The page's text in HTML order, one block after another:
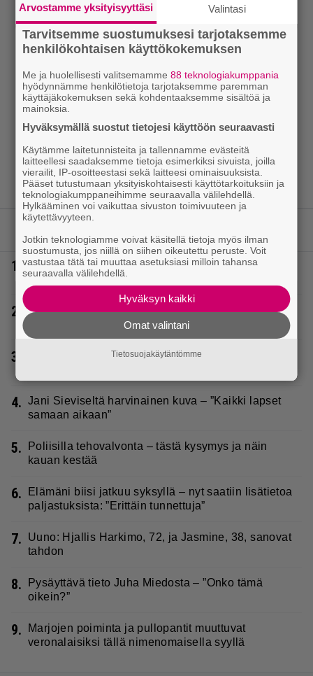
1.
Vappu Pimiä sai huonoa palvelua ravintolassa –
pettyi siellä kahteen asiaan
2.
Laulaja Mirellan rantakuvat ovat täynnä lomaa,
3.
Diandra julkaisi upeita kuvia Helsingistä – ”Puitteet
4. Jani Sieviseltä harvinainen kuva – ”Kaikki lapset
samaan aikaan”
5.
Poliisilla tehovalvonta – tästä kysymys ja näin
kauan kestää
6.
Elämäni biisi jatkuu syksyllä – nyt saatiin lisätietoa
paljastuksista: ”Erittäin tunnettuja”
7.
Uuno: Hjallis Harkimo, 72, ja Jasmine, 38, sanovat
tahdon
8.
Pysäyttävä tieto Juha Miedosta – ”Onko tämä
oikein?”
9.
Marjojen poiminta ja pullopantit muuttuvat
veronalaisiksi tällä nimenomaisella syyllä
Arvostamme yksityisyyttäsi Valintasi
Tarvitsemme suostumuksesi tarjotaksemme
henkilökohtaisen käyttökokemuksen
Me ja huolellisesti valitsemamme88 teknologiakumppania
hyödynnämme henkilötietoja tarjotaksemme paremman
käyttäjäkokemuksen sekä kohdentaaksemme sisältöä ja
mainoksia.
Hyväksymällä suostut tietojesi käyttöön seuraavasti
Käytämme laitetunnisteita ja tallennamme evästeitä
laitteellesi saadaksemme tietoja esimerkiksi sivuista, joilla
vierailit, IP-osoitteestasi sekä laitteesi ominaisuuksista.
Pääset tutustumaan yksityiskohtaisesti käyttötarkoituksiin ja
teknologiakumppaneihimme seuraavalla välilehdellä.
Hylkääminen voi vaikuttaa sivuston toimivuuteen ja
käytettävyyteen.
Jotkin teknologiamme voivat käsitellä tietoja myös ilman
suostumusta, jos niillä on siihen oikeutettu peruste. Voit
vastustaa tätä tai muuttaa asetuksiasi milloin tahansa
seuraavalla välilehdellä.
Hyväksyn kaikki
Omat valintani
Tietosuojakäytäntömme